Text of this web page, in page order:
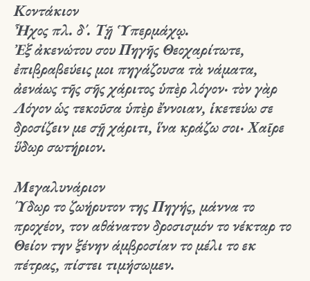
Κοντάκιον
Ἦχος πλ. δ΄. Τῇ Ὑπερμάχῳ.
Ἐξ ἀκενώτου σου Πηγῆς Θεοχαρίτωτε,
ἐπιβραβεύεις μοι πηγάζουσα τὰ νάματα,
ἀενάως τῆς σῆς χάριτος ὑπὲρ λόγον· τὸν γὰρ
Λόγον ὡς τεκοῦσα ὑπὲρ ἔννοιαν, ἱκετεύω σε
δροσίζειν με σῇ χάριτι, ἵνα κράζω σοι· Χαῖρε
ὕδωρ σωτήριον.
Μεγαλυνάριον
Ύδωρ το ζωήρυτον της Πηγής, μάννα το
προχέον, τον αθάνατον δροσισμόν το νέκταρ το
Θείον την ξένην άμβροσίαν το μέλι το εκ
πέτρας, πίστει τιμήσωμεν.